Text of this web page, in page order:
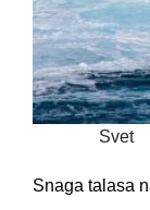
Svet
Snaga talasa